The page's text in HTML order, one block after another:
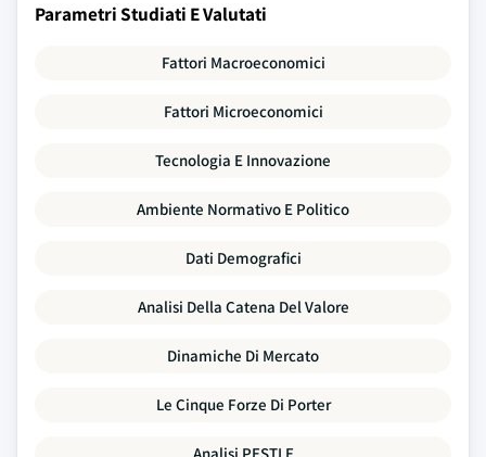
Parametri Studiati E Valutati
Fattori Macroeconomici
Fattori Microeconomici
Tecnologia E Innovazione
Ambiente Normativo E Politico
Dati Demografici
Analisi Della Catena Del Valore
Dinamiche Di Mercato
Le Cinque Forze Di Porter